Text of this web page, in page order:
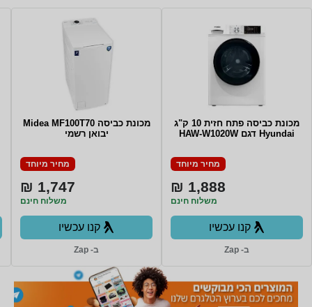
מכונת כביסה פתח חזית 10 ק"ג
Hyundai דגם HAW-W1020W
מחיר מיוחד
1,888 ₪
משלוח חינם
קנו עכשיו
ב- Zap
מכונת כביסה Midea MF100T70
יבואן רשמי
מחיר מיוחד
1,747 ₪
משלוח חינם
קנו עכשיו
ב- Zap